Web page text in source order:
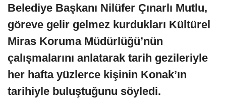
Belediye Başkanı Nilüfer Çınarlı Mutlu,
göreve gelir gelmez kurdukları Kültürel
Miras Koruma Müdürlüğü’nün
çalışmalarını anlatarak tarih gezileriyle
her hafta yüzlerce kişinin Konak’ın
tarihiyle buluştuğunu söyledi.